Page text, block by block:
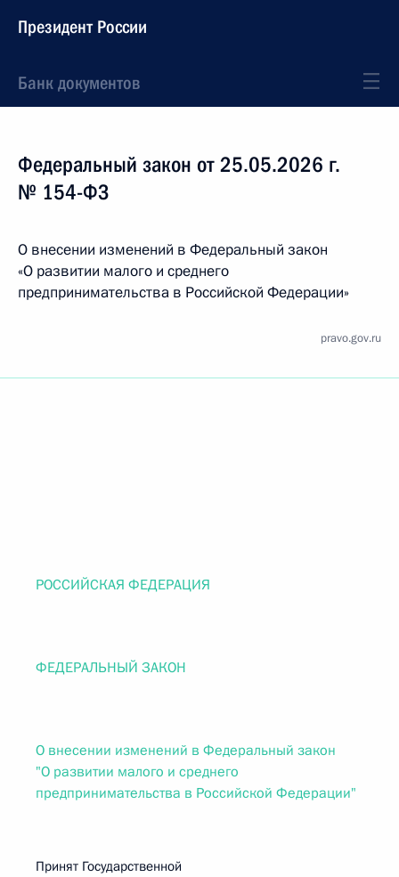
Президент России
Банк документов
Федеральный закон от 25.05.2026 г.
№ 154-ФЗ
О внесении изменений в Федеральный закон
«О развитии малого и среднего
предпринимательства в Российской Федерации»
pravo.gov.ru
РОССИЙСКАЯ ФЕДЕРАЦИЯ
ФЕДЕРАЛЬНЫЙ ЗАКОН
О внесении изменений в Федеральный закон
"О развитии малого и среднего
предпринимательства в Российской Федерации"
Принят Государственной